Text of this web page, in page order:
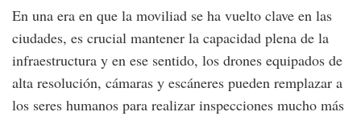
En una era en que la moviliad se ha vuelto clave en las
ciudades, es crucial mantener la capacidad plena de la
infraestructura y en ese sentido, los drones equipados de
alta resolución, cámaras y escáneres pueden remplazar a
los seres humanos para realizar inspecciones mucho más